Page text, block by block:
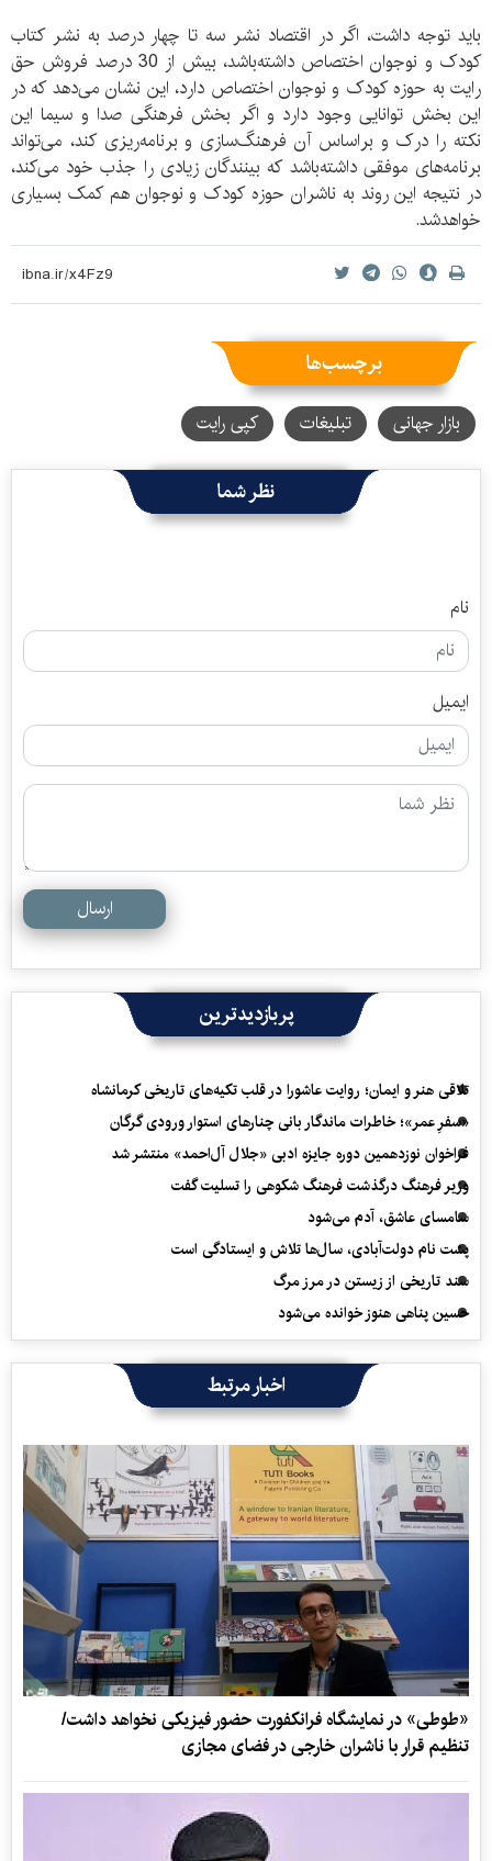
باید توجه داشت، اگر در اقتصاد نشر سه تا چهار درصد به نشر کتاب
کودک و نوجوان اختصاص داشته‌باشد، بیش از 30 درصد فروش حق
رایت به حوزه کودک و نوجوان اختصاص دارد، این نشان می‌دهد که در
این بخش توانایی وجود دارد و اگر بخش فرهنگی صدا و سیما این
نکته را درک و براساس آن فرهنگ‌سازی و برنامه‌ریزی کند، می‌تواند
برنامه‌های موفقی داشته‌باشد که بینندگان زیادی را جذب خود می‌کند،
در نتیجه این روند به ناشران حوزه کودک و نوجوان هم کمک بسیاری
خواهدشد.
برچسب‌ها
بازار جهانی تبلیغات کپی رایت
نظر شما
نام
ایمیل
ارسال
پربازدیدترین
تلاقی هنر و ایمان؛ روایت عاشورا در قلب تکیه‌های تاریخی کرمانشاه
«سفرِ عمر»؛ خاطرات ماندگار بانی چنارهای استوار ورودی گرگان
فراخوان نوزدهمین دوره جایزه ادبی «جلال آل‌احمد» منتشر شد
وزیر فرهنگ درگذشت فرهنگ شکوهی را تسلیت گفت
سامسای عاشق، آدم می‌شود
پشت نام دولت‌آبادی، سال‌ها تلاش و ایستادگی است
سند تاریخی از زیستن در مرز مرگ
حسین پناهی هنوز خوانده می‌شود
اخبار مرتبط
«طوطی» در نمایشگاه فرانکفورت حضور فیزیکی نخواهد داشت/
تنظیم قرار با ناشران خارجی در فضای مجازی